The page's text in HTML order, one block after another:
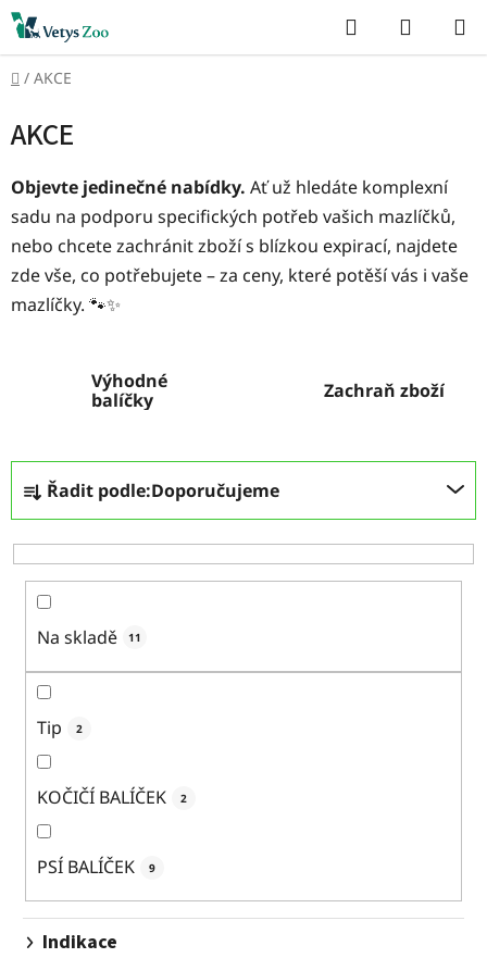
Přejít
na
obsah
Hledat
KOŠÍK
Domů
/ AKCE
AKCE
Objevte jedinečné nabídky. Ať už hledáte komplexní
sadu na podporu specifických potřeb vašich mazlíčků,
nebo chcete zachránit zboží s blízkou expirací, najdete
zde vše, co potřebujete – za ceny, které potěší vás i vaše
mazlíčky. 🐾✨
Výhodné
balíčky
Zachraň zboží
Ř
z
e
Řadit podle:Doporučujeme
Na skladě 11
Tip 2
KOČIČÍ BALÍČEK 2
PSÍ BALÍČEK 9
Indikace